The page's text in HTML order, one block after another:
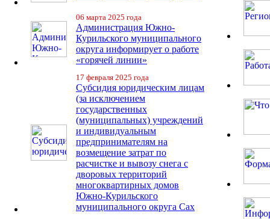
06 марта 2025 года
Администрация Южно-
Курильского муниципального
округа информирует о работе
«горячей линии»
17 февраля 2025 года
Субсидия юридическим лицам
(за исключением
государственных
(муниципальных) учреждений
и индивидуальным
предпринимателям на
возмещение затрат по
расчистке и вывозу снега с
дворовых территорий
многоквартирных домов
Южно-Курильского
муниципального округа Сах